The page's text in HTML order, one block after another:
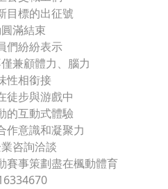
目標的出征號
滿結束
們紛紛表示
兼顧體力、腦力
性相銜接
徒步與游戲中
的互動式體驗
作意識和凝聚力
咨詢洽談
賽事策劃盡在楓動體育